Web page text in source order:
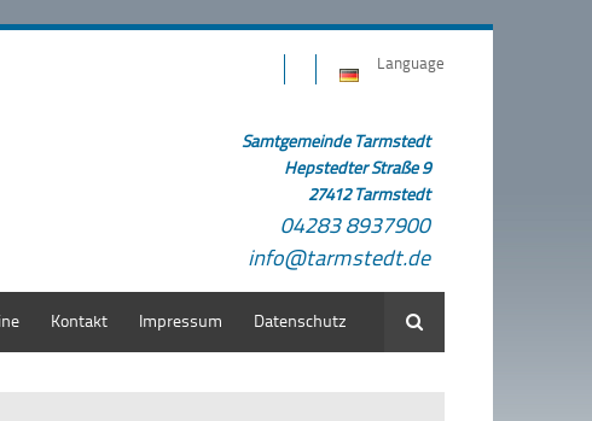
Language
Samtgemeinde Tarmstedt
Hepstedter Straße 9
27412 Tarmstedt
04283 8937900
info@tarmstedt.de
Kontakt Impressum Datenschutz Suche